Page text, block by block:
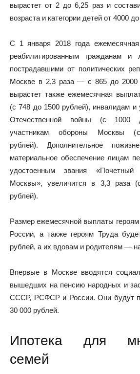
вырастет от 2 до 6,25 раз и
возраста и категории детей от 4000
С 1 января 2018 года
реабилитированным гражданам и
пострадавшими от политических
Москве в 2,3 раза — с 865 до 2000
вырастет также ежемесячная
(с 748 до 1500 рублей), инвалидам и
Отечественной войны (с 1000
участникам обороны Москвы
рублей). Дополнительное
материальное обеспечение лицам
удостоенным звания «Почетный
Москвы», увеличится в 3,3 раза
рублей).
Размер ежемесячной выплаты
России, а также героям Труда
рублей, а их вдовам и родителям —
Впервые в Москве вводятся
вышедших на пенсию народных и
СССР, РСФСР и России. Они будут
30 000 рублей.
Ипотека для
семей